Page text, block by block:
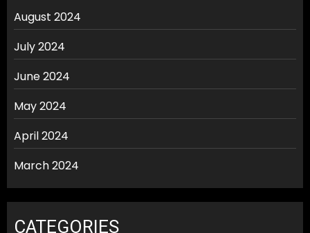
August 2024
July 2024
June 2024
May 2024
April 2024
March 2024
CATEGORIES